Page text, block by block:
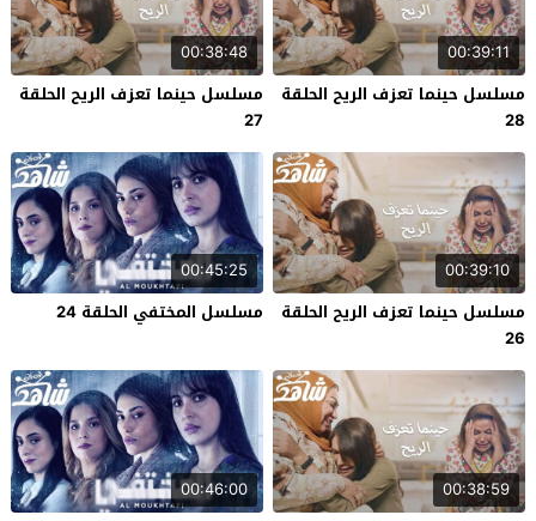
00:39:11
مسلسل حينما تعزف الريح الحلقة
28
00:38:48
مسلسل حينما تعزف الريح الحلقة
27
00:39:10
مسلسل حينما تعزف الريح الحلقة
26
00:45:25
مسلسل المختفي الحلقة 24
00:38:59
00:46:00